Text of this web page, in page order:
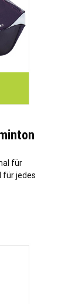
für
für jedes